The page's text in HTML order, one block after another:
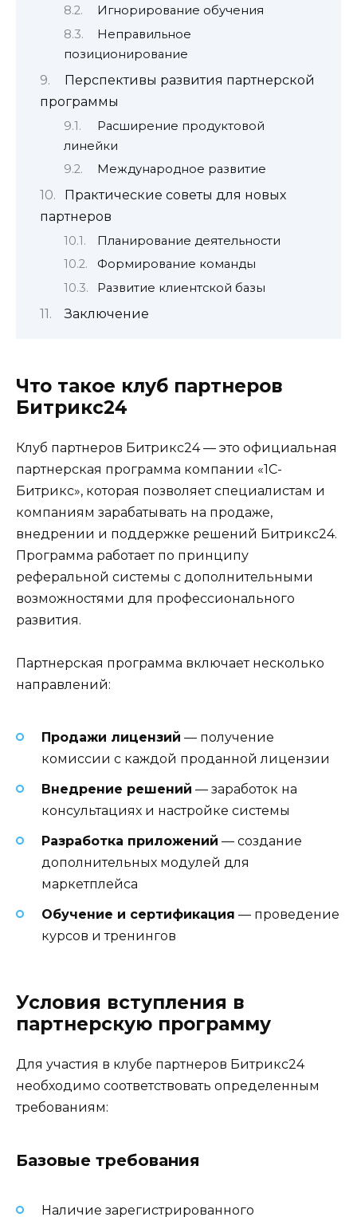
Игнорирование обучения
Неправильное
позиционирование
Перспективы развития партнерской
программы
Расширение продуктовой
линейки
Международное развитие
Практические советы для новых
партнеров
Планирование деятельности
Формирование команды
Развитие клиентской базы
Заключение
Что такое клуб партнеров
Битрикс24
Клуб партнеров Битрикс24 — это официальная
партнерская программа компании «1С-
Битрикс», которая позволяет специалистам и
компаниям зарабатывать на продаже,
внедрении и поддержке решений Битрикс24.
Программа работает по принципу
реферальной системы с дополнительными
возможностями для профессионального
развития.
Партнерская программа включает несколько
направлений:
Продажи лицензий — получение
комиссии с каждой проданной лицензии
Внедрение решений — заработок на
консультациях и настройке системы
Разработка приложений — создание
дополнительных модулей для
маркетплейса
Обучение и сертификация — проведение
курсов и тренингов
Условия вступления в
партнерскую программу
Для участия в клубе партнеров Битрикс24
необходимо соответствовать определенным
требованиям:
Базовые требования
Наличие зарегистрированного